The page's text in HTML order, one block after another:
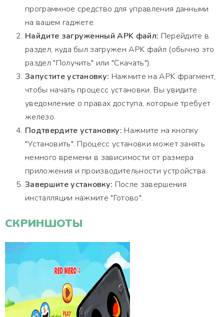
программное средство для управления данными
на вашем гаджете.
Найдите загруженный APK файл: Перейдите в
раздел, куда был загружен APK файл (обычно это
раздел "Получить" или "Скачать").
Запустите установку: Нажмите на APK фрагмент,
чтобы начать процесс установки. Вы увидите
уведомление о правах доступа, которые требует
железо.
Подтвердите установку: Нажмите на кнопку
"Установить". Процесс установки может занять
немного времени в зависимости от размера
приложения и производительности устройства.
Завершите установку: После завершения
инсталляции нажмите "Готово".
СКРИНШОТЫ